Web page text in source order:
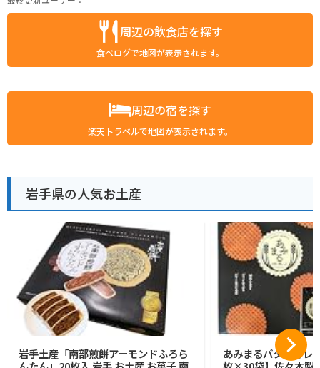
周辺の飲食店を探す
食べログで地図が表示されます。
周辺の宿を探す
楽天トラベルで地図が表示されます。
岩手県の人気お土産
岩手土産「南部煎餅アーモンドふろら
あみまるバターガレ